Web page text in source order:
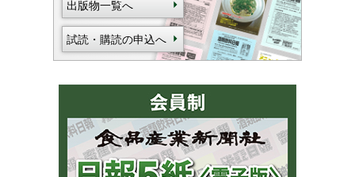
出版物一覧へ
試読・購読の申込へ